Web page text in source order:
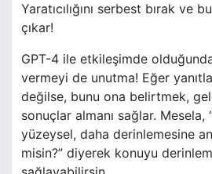
Yaratıcılığını serbest bırak ve
çıkar!
GPT-4 ile etkileşimde
vermeyi de unutma! Eğer
değilse, bunu ona belirtmek,
sonuçlar almanı sağlar. Mesela,
yüzeysel, daha derinlemesine
misin?” diyerek konuyu